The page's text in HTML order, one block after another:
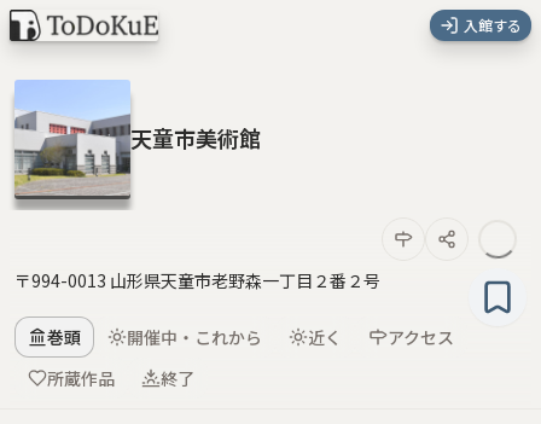
入館する
天童市美術館
〒994-0013 山形県天童市老野森一丁目２番２号
巻頭 開催中・これから 近く
アクセス
所蔵作品
終了